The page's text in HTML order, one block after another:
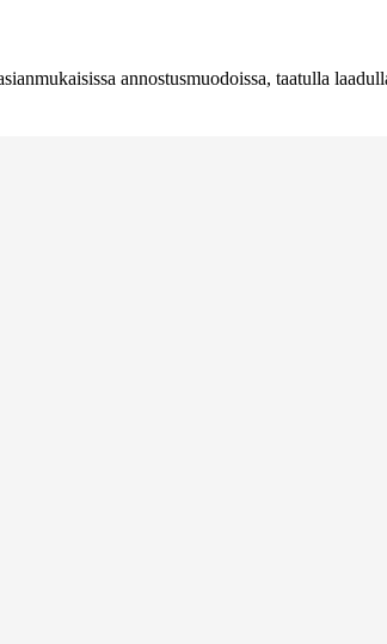
annostusmuodoissa, taatulla